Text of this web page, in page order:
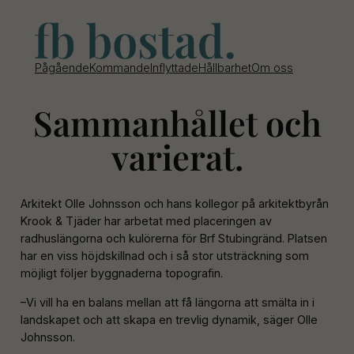
PågåendeKommandeInflyttadeHållbarhetOm oss
Sammanhållet och
varierat.
Arkitekt Olle Johnsson och hans kollegor på arkitektbyrån
Krook & Tjäder har arbetat med placeringen av
radhuslängorna och kulörerna för Brf Stubingränd. Platsen
har en viss höjdskillnad och i så stor utsträckning som
möjligt följer byggnaderna topografin.
–Vi vill ha en balans mellan att få längorna att smälta in i
landskapet och att skapa en trevlig dynamik, säger Olle
Johnsson.